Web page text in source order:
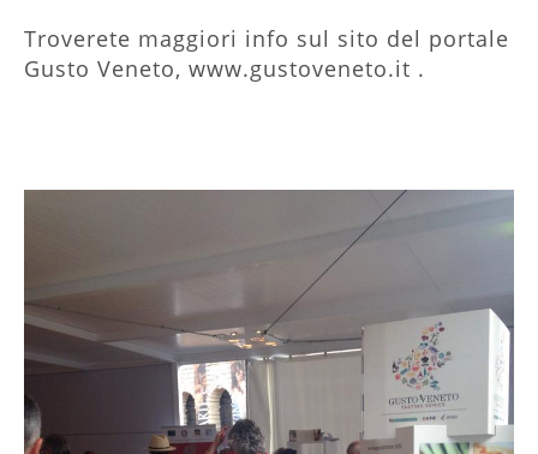
Troverete maggiori info sul sito del portale
Gusto Veneto, www.gustoveneto.it .